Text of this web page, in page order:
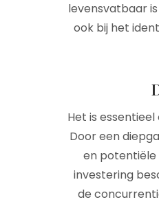
levensvatbaar
ook bij het
Het is
Door een
en potentiële
investering
de